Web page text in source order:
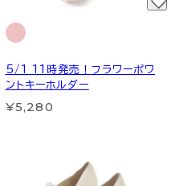
5/1 11時発売！フラワーポワ
ントキーホルダー
¥5,280